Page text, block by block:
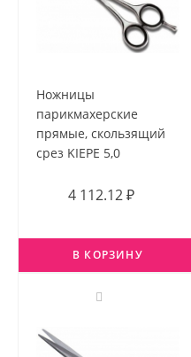
Ножницы
парикмахерские
прямые, скользящий
срез KIEPE 5,0
4 112.12 ₽
В КОРЗИНУ